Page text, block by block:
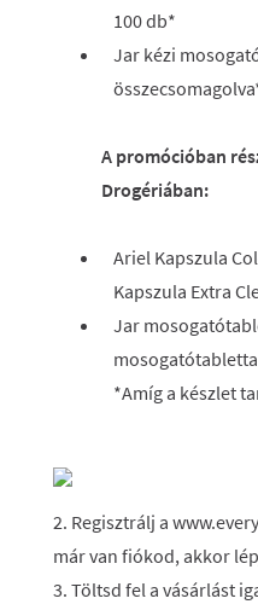
100 db*
Jar kézi
A promócióban
Drogériában:
Ariel Kapszula
Kapszula Extra
Jar
*Amíg a készlet
2. Regisztrálj a
már van fiókod, akkor
3. Töltsd fel a vásárlást